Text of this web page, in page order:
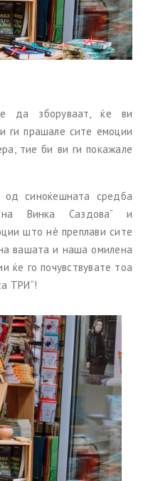
да зборуваат, ќе ви
ги прашале сите емоции
тие би ви ги покажале
од синоќешната средба
Винка Саздова“ и
што нè преплави сите
вашата и наша омилена
ќе го почувствувате тоа
ТРИ“!